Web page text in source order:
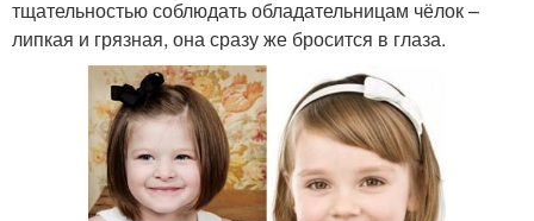
тщательностью соблюдать обладательницам чёлок –
липкая и грязная, она сразу же бросится в глаза.